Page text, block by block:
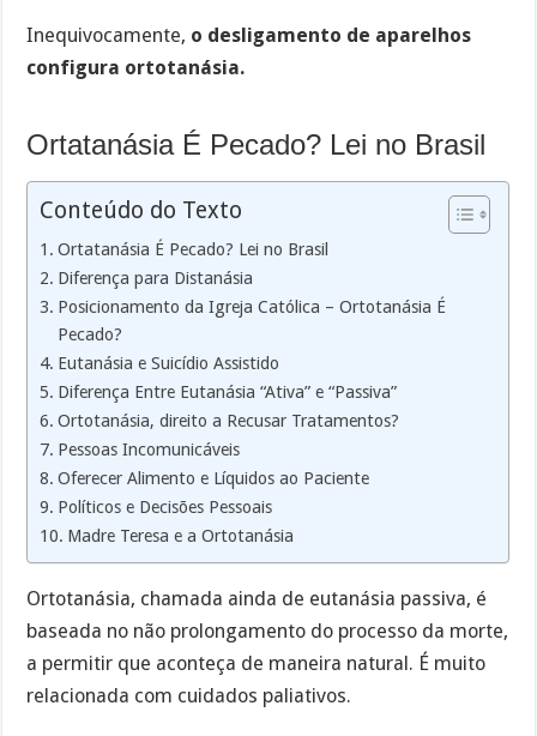
Inequivocamente, o desligamento de aparelhos
configura ortotanásia.
Ortatanásia É Pecado? Lei no Brasil
Conteúdo do Texto
Ortatanásia É Pecado? Lei no Brasil
Diferença para Distanásia
Posicionamento da Igreja Católica – Ortotanásia É
Pecado?
Eutanásia e Suicídio Assistido
Diferença Entre Eutanásia “Ativa” e “Passiva”
Ortotanásia, direito a Recusar Tratamentos?
Pessoas Incomunicáveis
Oferecer Alimento e Líquidos ao Paciente
Políticos e Decisões Pessoais
Madre Teresa e a Ortotanásia
Ortotanásia, chamada ainda de eutanásia passiva, é
baseada no não prolongamento do processo da morte,
a permitir que aconteça de maneira natural. É muito
relacionada com cuidados paliativos.